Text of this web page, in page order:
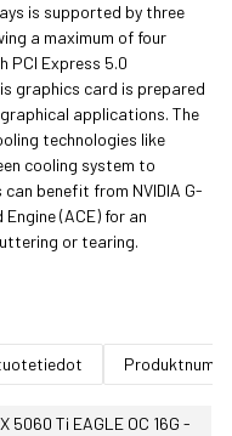
is supported by three
a maximum of four
PCI Express 5.0
graphics card is prepared
applications. The
technologies like
cooling system to
benefit from NVIDIA G-
(ACE) for an
or tearing.
5060 Ti EAGLE OC 16G -